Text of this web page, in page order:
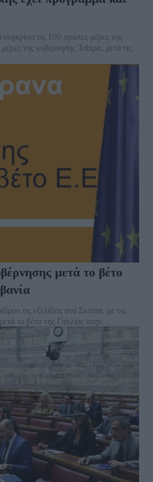
τις 100 πρώτες μέρες της
της κυβέρνησης Τσίπρα, μετά τις
μετά το βέτο
τις εξελίξεις στα Σκόπια, με τις
το βέτο της Γαλλίας στην...